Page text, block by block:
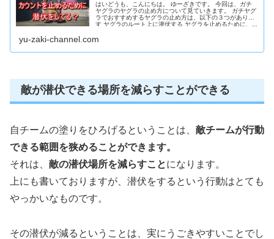
はいどうも、こんにちは。 ゆーざきです。 今回は、ガチ
ヤグラのヤグラの止め方について見ていきます。 ガチヤグ
ラでおすすめするヤグラの止め方は、以下の３つがありま
す ヤグラのルート上に潜伏する ヤグラを止めるために、...
yu-zaki-channel.com
敵が潜伏できる場所を減らすことができる
自チームの塗りをひろげるということは、 敵チームが行動
できる範囲を狭めることができます。
それは、 敵の潜伏場所を減らすことになります。
上にも書いておりますが、潜伏をするという行動はとても
やっかいなものです。
その潜伏が減るということは、実にうごきやすいことでし